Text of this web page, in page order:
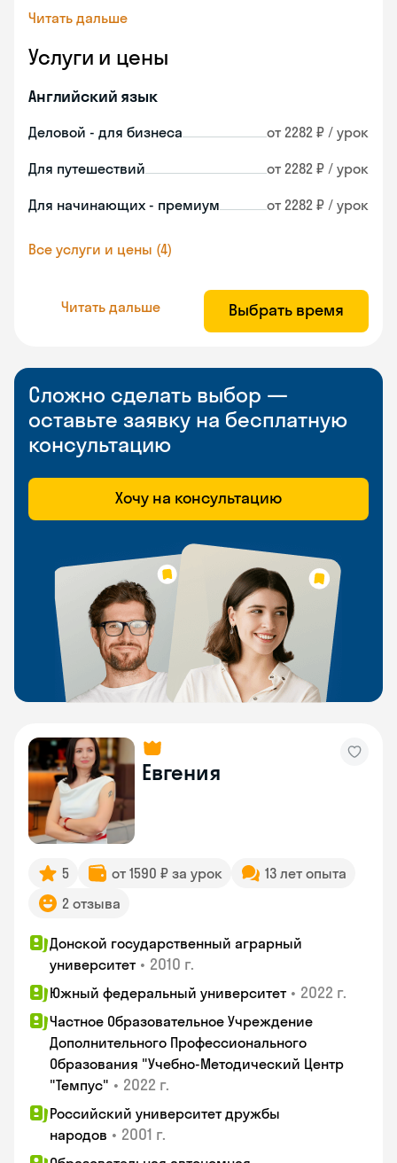
Читать дальше
Услуги и цены
Английский язык
Деловой - для бизнеса от 2282 ₽ / урок
Для путешествий от 2282 ₽ / урок
Для начинающих - премиум от 2282 ₽ / урок
Все услуги и цены (4)
Читать дальше Выбрать время
Сложно сделать выбор —
оставьте заявку на бесплатную
консультацию
Хочу на консультацию
Евгения
5 от 1590 ₽ за урок
13 лет опыта
2 отзыва
Донской государственный аграрный
университет • 2010 г.
Южный федеральный университет • 2022 г.
Частное Образовательное Учреждение
Дополнительного Профессионального
Образования "Учебно-Методический Центр
"Темпус" • 2022 г.
Российский университет дружбы
народов • 2001 г.